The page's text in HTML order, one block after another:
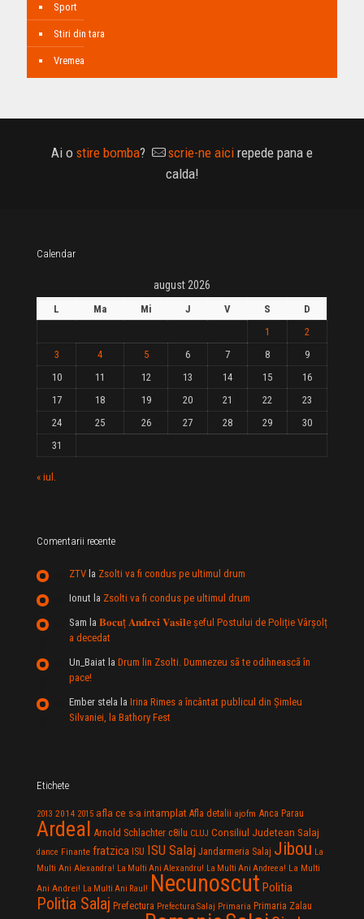
Sport
Stiri din tara
Vremea
Ai o stire bomba? scrie-ne aici repede pana e
calda!
Calendar
august 2026
L Ma Mi J V S
D
1
2
3
4 5 6 7 8
9
10
11 12 13 14 15
16
17
18 19 20 21 22
23
24
25 26 27 28 29
30
31
« iul.
Comentarii recente
ZTV la Zsolti va fi condus pe ultimul drum
Ionut la Zsolti va fi condus pe ultimul drum
Sam la 𝐁𝐨𝐜𝐮ț 𝐀𝐧𝐝𝐫𝐞𝐢 𝐕𝐚𝐬𝐢𝐥e şeful Postului de Poliție Vârșolț
a decedat
Un_Baiat la Drum lin Zsolti. Dumnezeu sã te odihneascã în
pace!
Ember stela la Irina Rimes a încântat publicul din Şimleu
Silvaniei, la Bathory Fest
Etichete
2013 2014 2015 afla ce s-a intamplat Afla detalii ajofm Anca Parau
Ardeal Arnold Schlachter c8ilu CLUJ Consiliul Judetean Salaj
dance Finante fratzica ISU ISU Salaj Jandarmeria Salaj Jibou La
Multi Ani Alexandra! La Multi Ani Alexandru! La Multi Ani Andreea! La Multi
Ani Andrei! La Multi Ani Raul! Necunoscut Politia
Politia Salaj Prefectura Prefectura Salaj Primaria Primaria Zalau